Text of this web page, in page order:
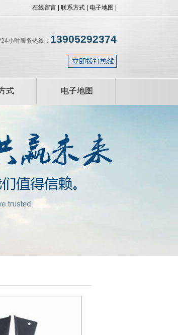
在线留言 联系方式 电子地图
24小时服务热线： 13905292374
式 电子地图